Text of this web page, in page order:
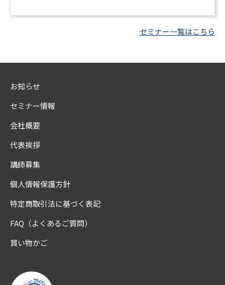
セミナー一覧はこちら
お知らせ
セミナー情報
会社概要
代表挨拶
講師募集
個人情報保護方針
特定商取引法に基づく表記
FAQ（よくあるご質問）
買い物かご